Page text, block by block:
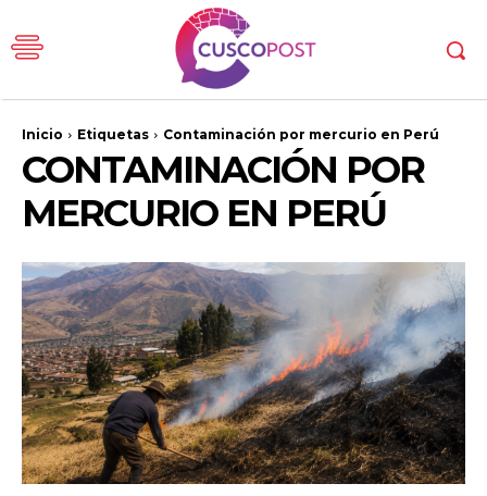
Inicio Etiquetas Contaminación por mercurio en Perú
CONTAMINACIÓN POR
MERCURIO EN PERÚ